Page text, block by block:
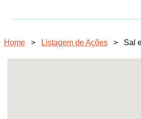
Home > Listagem de Ações > Sal